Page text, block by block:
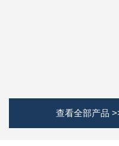
查看全部产品